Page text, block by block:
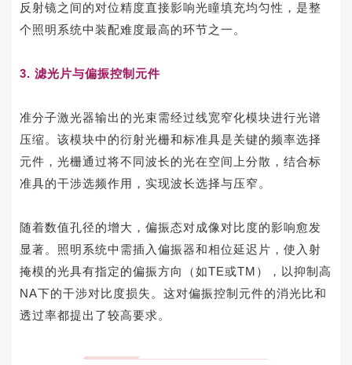
反射镜之间的对位精度直接影响光瞳填充均匀性，是整
个照明系统中装配难度最高的环节之一。
3. 滤光片与偏振控制元件
准分子激光器输出的光束需经过线宽窄化模块进行光谱
压缩。该模块中的衍射光栅和标准具是关键的频率选择
元件，光栅通过将不同波长的光在空间上分散，结合标
准具的干涉选频作用，实现波长选择与压窄。
随着数值孔径的增大，偏振态对成像对比度的影响愈发
显著。照明系统中需插入偏振器和相位延迟片，使入射
掩模的光具有指定的偏振方向（如TE或TM），以抑制高
NA下的干涉对比度损失。这对偏振控制元件的消光比和
透过率都提出了较高要求。